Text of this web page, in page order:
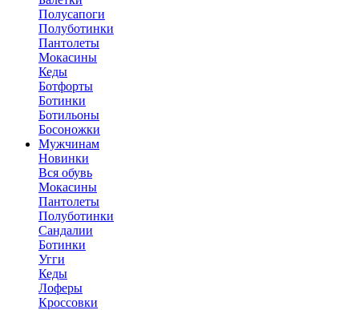
Полусапоги
Полуботинки
Пантолеты
Мокасины
Кеды
Ботфорты
Ботинки
Ботильоны
Босоножки
Мужчинам
Новинки
Вся обувь
Мокасины
Пантолеты
Полуботинки
Сандалии
Ботинки
Угги
Кеды
Лоферы
Кроссовки